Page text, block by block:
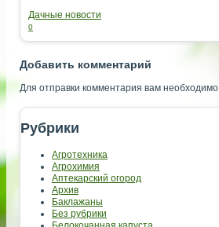
Дачные новости
0
Добавить комментарий
Для отправки комментария вам необходимо
Рубрики
Агротехника
Агрохимия
Аптекарский огород
Архив
Баклажаны
Без рубрики